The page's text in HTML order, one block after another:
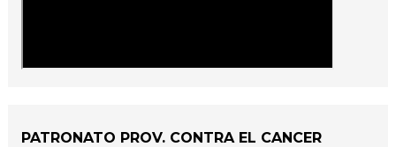
PATRONATO PROV. CONTRA EL CANCER